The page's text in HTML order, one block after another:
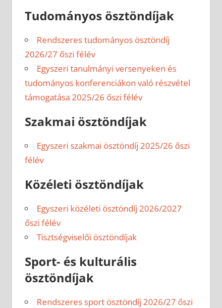
Tudományos ösztöndíjak
Rendszeres tudományos ösztöndíj
2026/27 őszi félév
Egyszeri tanulmányi versenyeken és
tudományos konferenciákon való részvétel
támogatása 2025/26 őszi félév
Szakmai ösztöndíjak
Egyszeri szakmai ösztöndíj 2025/26 őszi
félév
Közéleti ösztöndíjak
Egyszeri közéleti ösztöndíj 2026/2027
őszi félév
Tisztségviselői ösztöndíjak
Sport- és kulturális
ösztöndíjak
Rendszeres sport ösztöndíj 2026/27 őszi